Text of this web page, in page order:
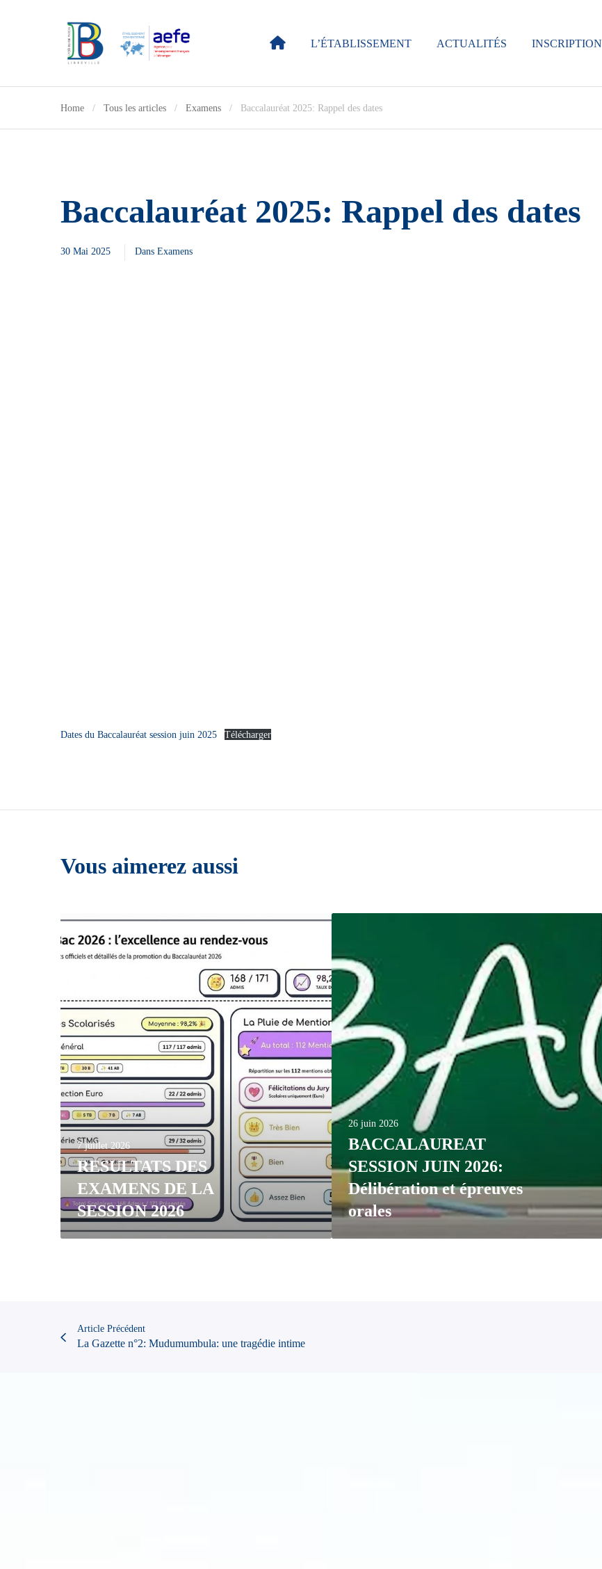
L’ÉTABLISSEMENT ACTUALITÉS INSCRIPTION
Home Tous les articles Examens Baccalauréat 2025: Rappel des dates
Baccalauréat 2025: Rappel des dates
30 Mai 2025 Dans Examens
Dates du Baccalauréat session juin 2025 Télécharger
Vous aimerez aussi
7 juillet 2026
RESULTATS DES
EXAMENS DE LA
SESSION 2026
26 juin 2026
BACCALAUREAT
SESSION JUIN 2026:
Délibération et épreuves
orales
Article Précédent
La Gazette n°2: Mudumumbula: une tragédie intime